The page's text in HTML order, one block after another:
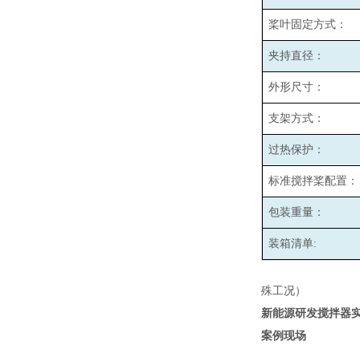
桨叶固定方式：
夹持直径：
外形尺寸：
支架方式：
过热保护：
标准搅拌桨配置：
包装重量：
装箱清单:
殊工况）
新能源研发搅拌器
案例现场